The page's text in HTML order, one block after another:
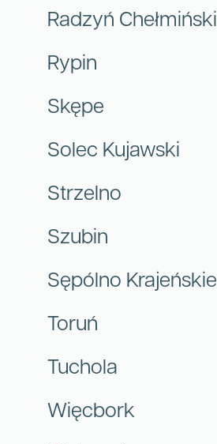
Radzyń Chełmiński
Rypin
Skępe
Solec Kujawski
Strzelno
Szubin
Sępólno Krajeńskie
Toruń
Tuchola
Więcbork